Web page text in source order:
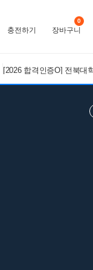
충전하기
0
장바구니